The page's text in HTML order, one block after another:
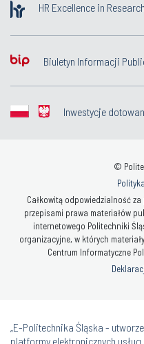
HR Excellence in Research
Biuletyn Informacji
Inwestycje
©
Całkowitą odpowiedzialność
przepisami prawa materiałów
internetowego Politechniki
organizacyjne, w których
Centrum Informatyczne
„E-Politechnika Śląska -
platformy elektronicznych usług